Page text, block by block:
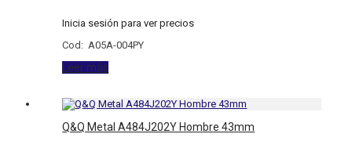
Inicia sesión para ver precios
Cod: A05A-004PY
Leer más
Q&Q Metal A484J202Y Hombre 43mm